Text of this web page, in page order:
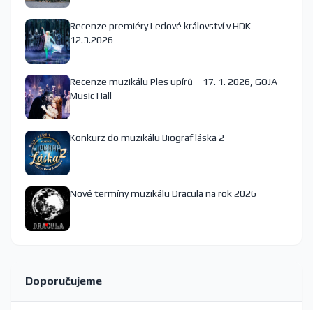
Recenze premiéry Ledové království v HDK
12.3.2026
Recenze muzikálu Ples upírů – 17. 1. 2026, GOJA
Music Hall
Konkurz do muzikálu Biograf láska 2
Nové termíny muzikálu Dracula na rok 2026
Doporučujeme